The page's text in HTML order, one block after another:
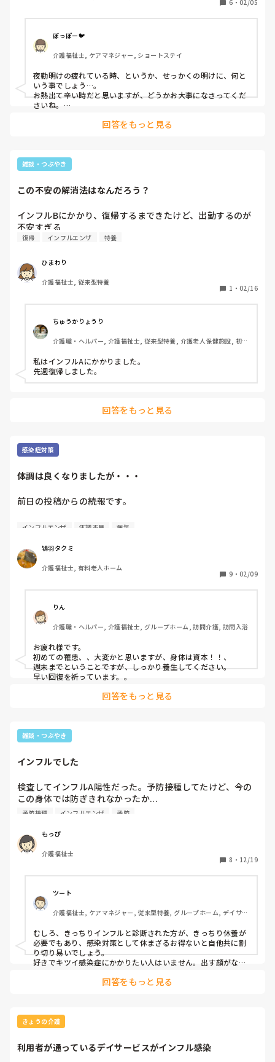
6 ・ 02/05
ぼっぽー🐦
介護福祉士, ケアマネジャー, ショートステイ
夜勤明けの疲れている時、というか、せっかくの明けに、何と
いう事でしょう…。
お熱出て辛い時だと思いますが、どうかお大事になさってくだ
さいね。
回答をもっと見る
雑談・つぶやき
この不安の解消法はなんだろう？
インフルBにかかり、復帰するまできたけど、出勤するのが
復帰 インフルエンザ 特養
ひまわり
介護福祉士, 従来型特養
1 ・ 02/16
ちゅうかりょうり
介護職・ヘルパー, 介護福祉士, 従来型特養, 介護老人保健施設, 初任
私はインフルAにかかりました。
先週復帰しました。
回答をもっと見る
感染症対策
体調は良くなりましたが・・・
前日の投稿からの続報です。
体調不良でしたが、熱も下がり良くなりました！
できなくてはなりません。
結果、インフルエンザＢ型でした・・・。
初めてかかりました。
迷惑をかけてしますが、利用者様にうつしてはなりません。
自宅で療養します。
インフルエンザ 体調不良 病気
鴇羽タクミ
介護福祉士, 有料老人ホーム
9 ・ 02/09
りん
介護職・ヘルパー, 介護福祉士, グループホーム, 訪問介護, 訪問入浴
お疲れ様です。
初めての罹患、、大変かと思いますが、身体は資本！！、
週末までということですが、しっかり養生してください。
早い回復を祈っています。。
回答をもっと見る
雑談・つぶやき
インフルでした
検査してインフルA陽性だった。予防接種してたけど、今の
この身体では防ぎきれなかったか...
また22日までお休みしないといけなくなって、本当に職場に
23日はもともと休みだったけどさすがに休みすぎだから、体
調次第で仕事出させてもらう予定。
あー、やんなるわ。
予防接種 インフルエンザ 予防
もっぴ
介護福祉士
8 ・ 12/19
ツート
介護福祉士, ケアマネジャー, 従来型特養, グループホーム, デイサー
むしろ、きっちりインフルと診断された方が、きっちり休養が
必要でもあり、感染対策として休まざるお得ないと自他共に割
り切り易いでしょう。
好きでキツイ感染症にかかりたい人はいません。出す顔がない
もです。生身の人間、誰しもある事で、お互い様としか思えま
番ですから…
気を遣い過ぎないで👍️
回答をもっと見る
きょうの介護
利用者が通っているデイサービスがインフル感染